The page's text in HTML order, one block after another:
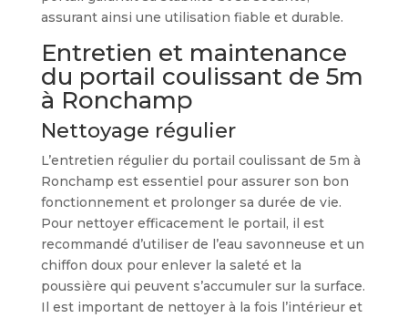
assurant ainsi une utilisation fiable et durable.
Entretien et maintenance
du portail coulissant de 5m
à Ronchamp
Nettoyage régulier
L’entretien régulier du portail coulissant de 5m à
Ronchamp est essentiel pour assurer son bon
fonctionnement et prolonger sa durée de vie.
Pour nettoyer efficacement le portail, il est
recommandé d’utiliser de l’eau savonneuse et un
chiffon doux pour enlever la saleté et la
poussière qui peuvent s’accumuler sur la surface.
Il est important de nettoyer à la fois l’intérieur et